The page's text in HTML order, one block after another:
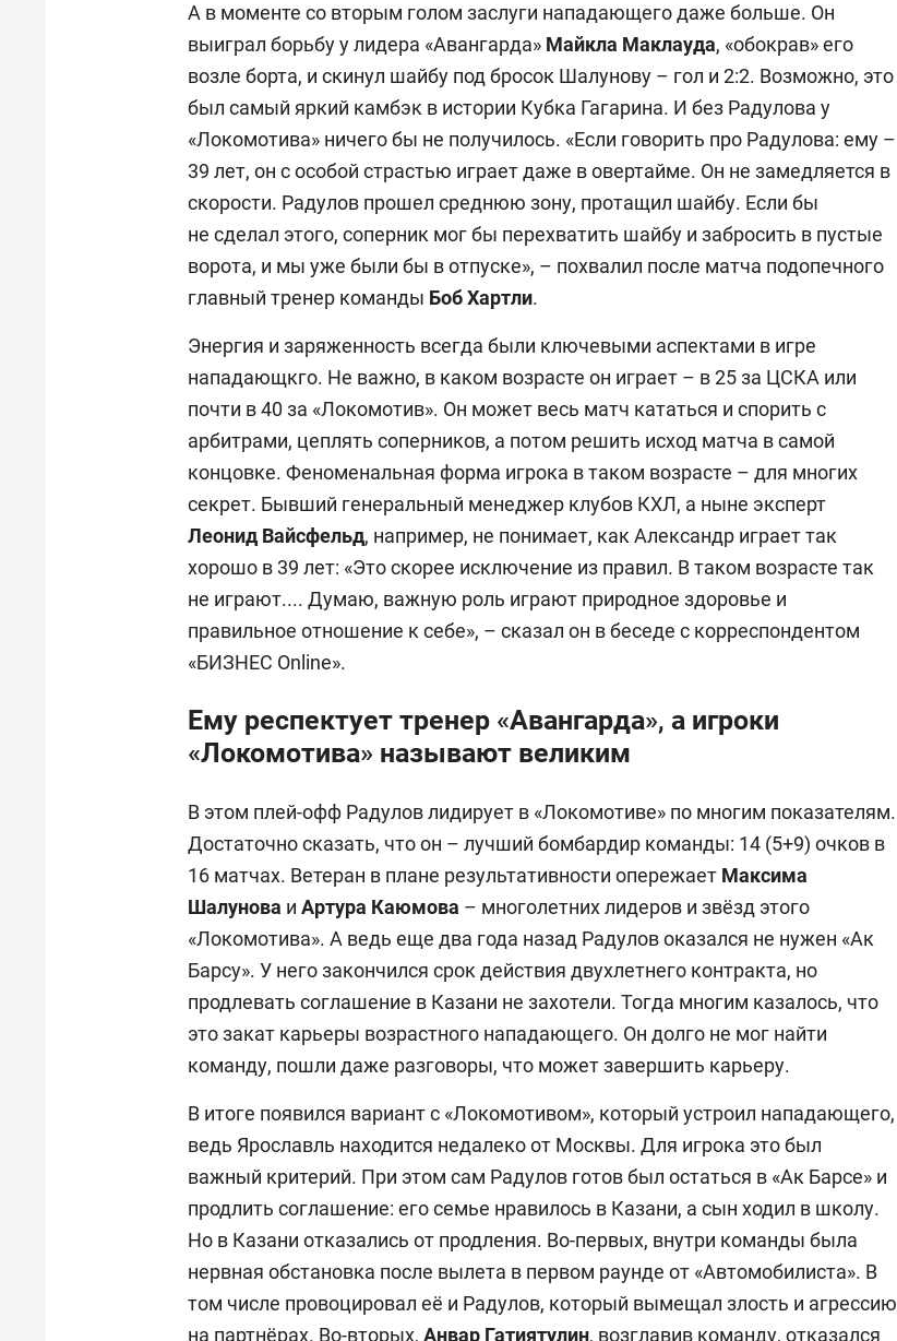
А в моменте со вторым голом заслуги нападающего даже больше. Он
выиграл борьбу у лидера «Авангарда» Майкла Маклауда, «обокрав» его
возле борта, и скинул шайбу под бросок Шалунову – гол и 2:2. Возможно, это
был самый яркий камбэк в истории Кубка Гагарина. И без Радулова у
«Локомотива» ничего бы не получилось. «Если говорить про Радулова: ему –
39 лет, он с особой страстью играет даже в овертайме. Он не замедляется в
скорости. Радулов прошел среднюю зону, протащил шайбу. Если бы
не сделал этого, соперник мог бы перехватить шайбу и забросить в пустые
ворота, и мы уже были бы в отпуске», – похвалил после матча подопечного
главный тренер команды Боб Хартли.
Энергия и заряженность всегда были ключевыми аспектами в игре
нападающкго. Не важно, в каком возрасте он играет – в 25 за ЦСКА или
почти в 40 за «Локомотив». Он может весь матч кататься и спорить с
арбитрами, цеплять соперников, а потом решить исход матча в самой
концовке. Феноменальная форма игрока в таком возрасте – для многих
секрет. Бывший генеральный менеджер клубов КХЛ, а ныне эксперт
Леонид Вайсфельд, например, не понимает, как Александр играет так
хорошо в 39 лет: «Это скорее исключение из правил. В таком возрасте так
не играют.... Думаю, важную роль играют природное здоровье и
правильное отношение к себе», – сказал он в беседе с корреспондентом
«БИЗНЕС Online».
Ему респектует тренер «Авангарда», а игроки
«Локомотива» называют великим
В этом плей-офф Радулов лидирует в «Локомотиве» по многим показателям.
Достаточно сказать, что он – лучший бомбардир команды: 14 (5+9) очков в
16 матчах. Ветеран в плане результативности опережает Максима
Шалунова и Артура Каюмова – многолетних лидеров и звёзд этого
«Локомотива». А ведь еще два года назад Радулов оказался не нужен «Ак
Барсу». У него закончился срок действия двухлетнего контракта, но
продлевать соглашение в Казани не захотели. Тогда многим казалось, что
это закат карьеры возрастного нападающего. Он долго не мог найти
команду, пошли даже разговоры, что может завершить карьеру.
В итоге появился вариант с «Локомотивом», который устроил нападающего,
ведь Ярославль находится недалеко от Москвы. Для игрока это был
важный критерий. При этом сам Радулов готов был остаться в «Ак Барсе» и
продлить соглашение: его семье нравилось в Казани, а сын ходил в школу.
Но в Казани отказались от продления. Во-первых, внутри команды была
нервная обстановка после вылета в первом раунде от «Автомобилиста». В
том числе провоцировал её и Радулов, который вымещал злость и агрессию
на партнёрах. Во-вторых, Анвар Гатиятулин, возглавив команду, отказался